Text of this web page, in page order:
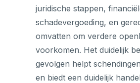
juridische stappen,
schadevergoeding, en
omvatten om verdere
voorkomen. Het duidelijk
gevolgen helpt
en biedt een duidelijk